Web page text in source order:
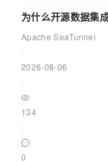
为什么开源数据集
Apache SeaTunnel
2026-08-06
134
0